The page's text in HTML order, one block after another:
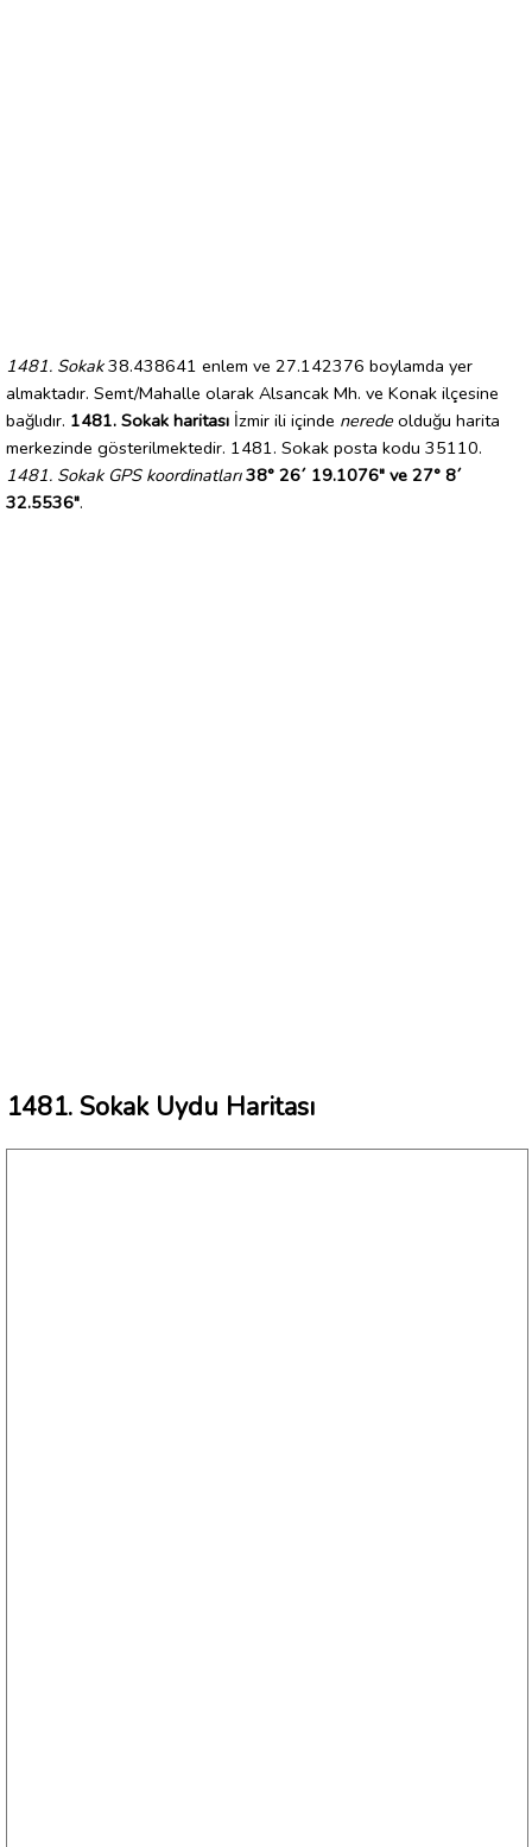
1481. Sokak38.438641 enlem ve 27.142376 boylamda yer
almaktadır. Semt/Mahalle olarak Alsancak Mh. ve Konak ilçesine
bağlıdır. 1481. Sokak haritası İzmir ili içinde nerede olduğu harita
merkezinde gösterilmektedir. 1481. Sokak posta kodu 35110.
1481. Sokak GPS koordinatları 38° 26´ 19.1076" ve 27° 8´
32.5536".
1481. Sokak Uydu Haritası